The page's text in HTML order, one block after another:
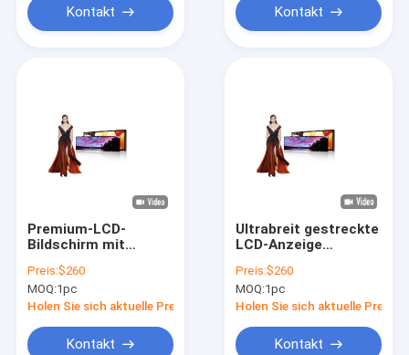
Kontakt Kontakt
Premium-LCD-
Bildschirm mit
Preis:$260
MOQ:1pc
Holen Sie sich aktuelle Preis
Kontakt
Ultrabreit gestreckte
LCD-Anzeige
Werbebildschirm
Preis:$260
MOQ:1pc
Holen Sie sich aktuelle Preis
Kontakt